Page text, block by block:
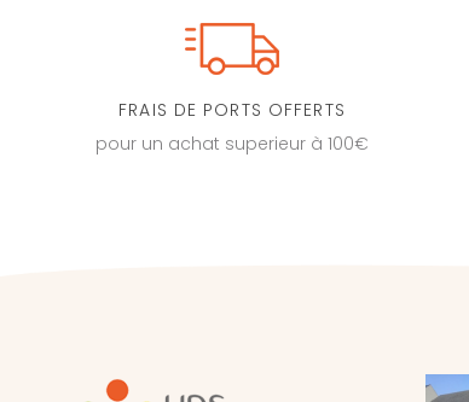
FRAIS DE PORTS OFFERTS
pour un achat superieur à 100€